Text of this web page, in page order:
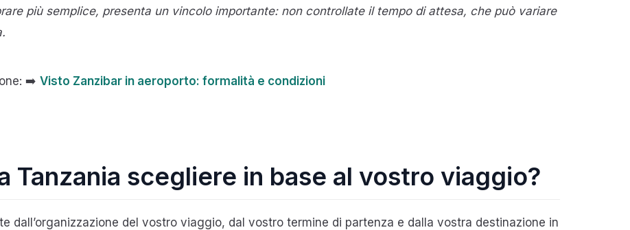
più semplice, presenta un vincolo importante: non controllate il tempo di attesa, che può variare
➡️ Visto Zanzibar in aeroporto: formalità e condizioni
Tanzania scegliere in base al vostro viaggio?
dall’organizzazione del vostro viaggio, dal vostro termine di partenza e dalla vostra destinazione in